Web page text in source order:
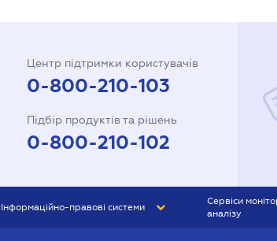
Центр підтримки користувачів
0-800-210-103
Підбір продуктів та рішень
0-800-210-102
Інформаційно-правові системи
Сервіси
аналізу